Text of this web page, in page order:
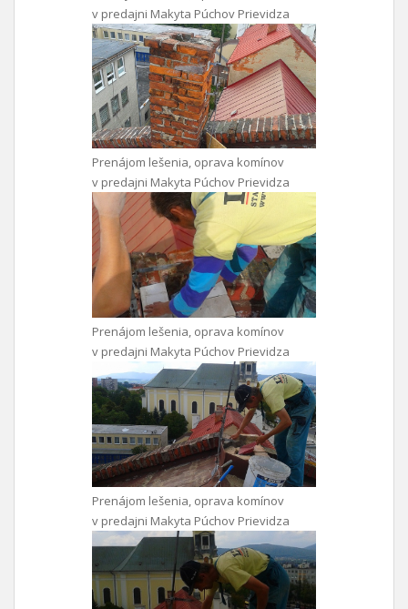
v predajni Makyta Púchov Prievidza
Prenájom lešenia, oprava komínov
v predajni Makyta Púchov Prievidza
Prenájom lešenia, oprava komínov
v predajni Makyta Púchov Prievidza
Prenájom lešenia, oprava komínov
v predajni Makyta Púchov Prievidza